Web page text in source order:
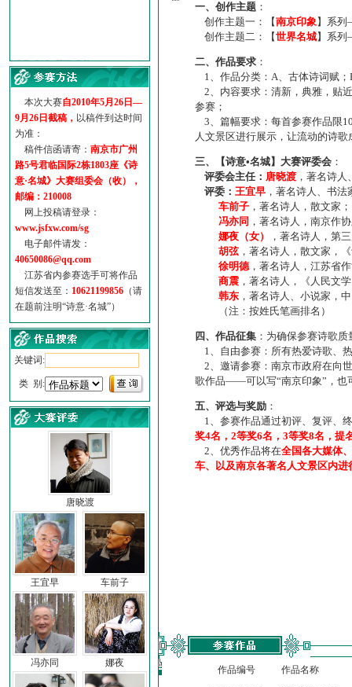
·【诗意·名城】地铁展示作...
诗意名城·地铁时间
地铁完美呈现【诗意·名城...
参赛作品多达5000多首
“诗意·名城”晒诗会
特别通知--致广大诗词爱好...
本次大赛自2010年5月26日—
9月26日截稿， 以稿件到达时间
为准：
稿件信函请寄： 南京市广州
路5号君临国际2栋1803座《诗
意·名城》大赛组委会（收），
邮编：210008
网上投稿请登录：
www.jsfxw.com/sg
电子邮件请发：
40650086@qq.com
江苏省内参赛选手可将作品
短信发送至： 10621199856 （请
在题前注明“诗意·名城”）
关键词:
类 别:
唐晓渡
王宜早 车前子
冯亦同 娜夜
一、创作主题 ：
创作主题一：【南京印象】系
创作主题二：【世界名城】系
二、作品要求 ：
1、作品分类：A、古体诗词赋；
2、内容要求：清新，典雅，贴
参赛；
3、篇幅要求：每首参赛作品限
人文景区进行展示，让流动的诗
三、【诗意•名城】大赛评委会 ：
评委会主任： 唐晓渡 ，著名诗
评委： 王宜早 ，著名诗人、书
车前子 ，著名诗人，散文家；
冯亦同 ，著名诗人，南京作
娜夜（女）
，著名诗人，第
胡弦，著名诗人，散文家，
徐明德，著名诗人，江苏省
商震 ，著名诗人，《人民文
韩东 ，著名诗人、小说家，
（注：按姓氏笔画排名）
四、作品征集 ：为确保参赛诗歌
1、自由参赛：所有热爱诗歌、
2、邀请参赛：南京市政府在向
歌作品——可以写“南京印象”，也
五、评选与奖励 ：
1、参赛作品通过初评、复评、
奖4名，2等奖6名，3等奖8名，提
2、优秀作品将在全国各大媒体
车、以及南京各著名人文景区内进
作品编号 作品名称